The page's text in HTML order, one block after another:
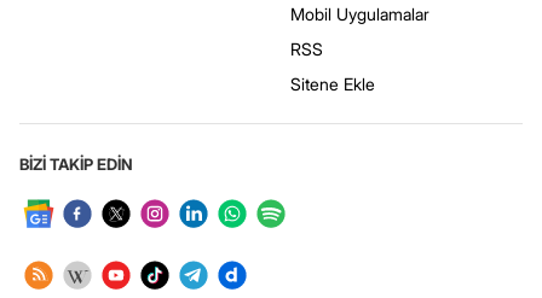
Mobil Uygulamalar
RSS
Sitene Ekle
BİZİ TAKİP EDİN